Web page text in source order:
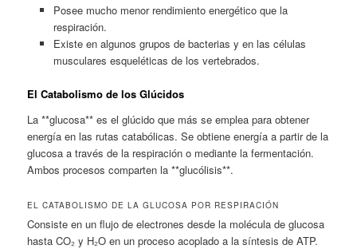
Posee mucho menor rendimiento energético que la
respiración.
Existe en algunos grupos de bacterias y en las células
musculares esqueléticas de los vertebrados.
El Catabolismo de los Glúcidos
La **glucosa** es el glúcido que más se emplea para obtener
energía en las rutas catabólicas. Se obtiene energía a partir de la
glucosa a través de la respiración o mediante la fermentación.
Ambos procesos comparten la **glucólisis**.
EL CATABOLISMO DE LA GLUCOSA POR RESPIRACIÓN
Consiste en un flujo de electrones desde la molécula de glucosa
hasta CO₂ y H₂O en un proceso acoplado a la síntesis de ATP.